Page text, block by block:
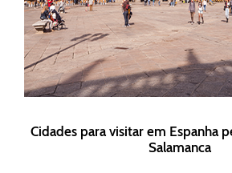
Cidades para visitar em Espanha
Salamanca